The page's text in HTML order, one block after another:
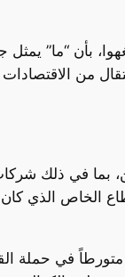
بأن “ما”
من
بما في ذلك
الخاص الذي
متورطاً في